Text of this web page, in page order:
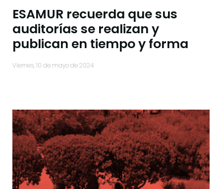
ESAMUR recuerda que sus
auditorías se realizan y
publican en tiempo y forma
viernes, 10 de mayo de 2024